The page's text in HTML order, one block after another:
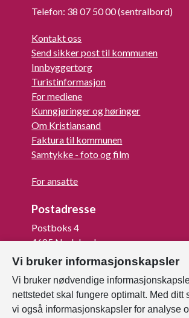
Telefon: 38 07 50 00 (sentralbord)
Kontakt oss
Send sikker post til kommunen
Innbyggertorg
Turistinformasjon
For mediene
Kunngjøringer og høringer
Om Kristiansand
Faktura til kommunen
Samtykke - foto og film
For ansatte
Postadresse
Postboks 4
4685 Nodeland
Org.nr: 820 852 982
Last ned vår innbygger -app
Vi bruker informasjonskapsler
Vi bruker nødvendige
nettstedet skal fungere optimalt. Med ditt
vi også informasjonskapsler for analyse